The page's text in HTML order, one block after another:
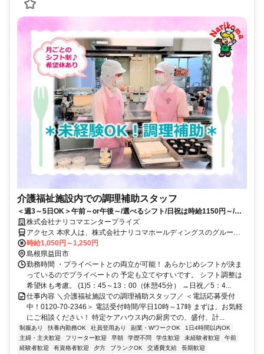
介護福祉施設内での調理補助スタッフ
＜週3～5日OK＞午前～or午後～/選べるシフト/日祝は時給1150円～/土
日祝のみOK
株式会社ナリコマエンタープライズ
アクセス 本求人は、株式会社ナリコマホールディングスのグループ
企業である『株式会社ナリコマエンタープライズ』での雇用となりま
す。 なお、勤務地は請負先施設となり、請負業務での就業となりま
す。
時給1,050円～1,250円
島根県益田市
勤務時間 ・プライベートとの両立が可能！ あらかじめシフトが決ま
っているのでプライベートの 予定も立てやすいです。 シフト調整は
希望休も考慮。 (1)5：45～13：00（休憩45分） →日祝／5：4...
仕事内容 ＼介護福祉施設での調理補助スタッフ／ ＜電話応募受付
中！0120-70-2346＞ 電話受付時間/平日10時～17時 まずは、お気軽
にご相談ください！ 特定ケアハウス内の厨房での、盛付、計...
制服あり 扶養内勤務OK 社員登用あり 副業・WワークOK
1日4時間以内OK
主婦・主夫歓迎
フリーター歓迎 早朝 学歴不問 学生歓迎 未経験者歓迎
午前
経験者歓迎
有資格者歓迎 夕方 ブランクOK 交通費支給
長期歓迎